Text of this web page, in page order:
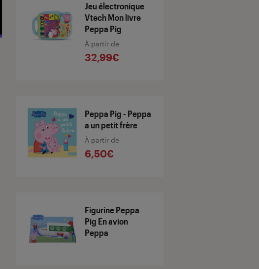
Jeu électronique
Vtech Mon livre
Peppa Pig
À partir de
32,99€
Peppa Pig - Peppa
a un petit frère
À partir de
6,50€
Figurine Peppa
Pig En avion
Peppa